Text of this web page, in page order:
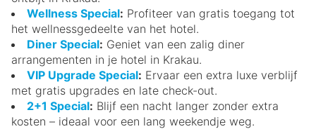
Wellness Special: Profiteer van gratis toegang tot
het wellnessgedeelte van het hotel.
Diner Special: Geniet van een zalig diner
arrangementen in je hotel in Krakau.
VIP Upgrade Special: Ervaar een extra luxe verblijf
met gratis upgrades en late check-out.
2+1 Special: Blijf een nacht langer zonder extra
kosten – ideaal voor een lang weekendje weg.